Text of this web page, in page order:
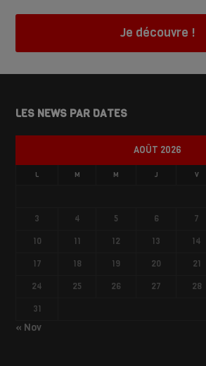
Je découvre !
LES NEWS PAR DATES
AOÛT 2026
L M M J V
3
4 5 6 7
10
11 12 13 14
17
18 19 20 21
24
25 26 27 28
31
« Nov